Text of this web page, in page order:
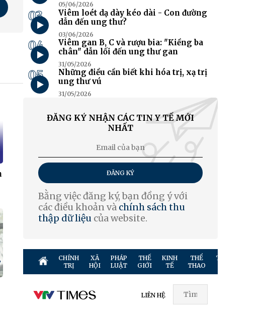
05/06/2026
03
Viêm loét dạ dày kéo dài - Con đường
dẫn đến ung thư?
03/06/2026
04
Viêm gan B, C và rượu bia: "Kiềng ba
chân" dẫn lối đến ung thư gan
31/05/2026
05
Những điều cần biết khi hóa trị, xạ trị
ung thư vú
31/05/2026
ĐĂNG KÝ NHẬN CÁC TIN Y TẾ MỚI
NHẤT
ĐĂNG KÝ
Bằng việc đăng ký, bạn đồng ý với
các điều khoản và chính sách thu
thập dữ liệu của website.
CHÍNH
TRỊ
XÃ
HỘI
PHÁP
LUẬT
THẾ
GIỚI
KINH
TẾ
THỂ
THAO
TRUYỀN
LIÊN HỆ